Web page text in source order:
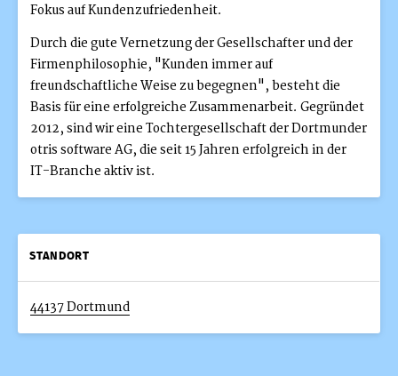
Fokus auf Kundenzufriedenheit.
Durch die gute Vernetzung der Gesellschafter und der
Firmenphilosophie, "Kunden immer auf
freundschaftliche Weise zu begegnen", besteht die
Basis für eine erfolgreiche Zusammenarbeit. Gegründet
2012, sind wir eine Tochtergesellschaft der Dortmunder
otris software AG, die seit 15 Jahren erfolgreich in der
IT-Branche aktiv ist.
STANDORT
44137 Dortmund